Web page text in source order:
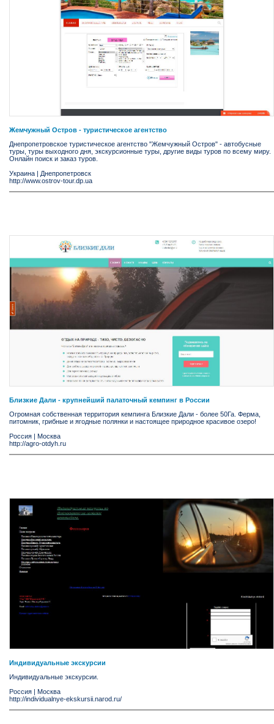
Жемчужный Остров - туристическое агентство
Днепропетровское туристическое агентство "Жемчужный Остров" - автобусные
туры, туры выходного дня, экскурсионные туры, другие виды туров по всему миру.
Онлайн поиск и заказ туров.
Украина
Днепропетровск
http://www.ostrov-tour.dp.ua
Близкие Дали - крупнейший палаточный кемпинг в России
Огромная собственная территория кемпинга Близкие Дали - более 50Га. Ферма,
питомник, грибные и ягодные полянки и настоящее природное красивое озеро!
Россия | Москва
http://agro-otdyh.ru
Индивидуальные экскурсии
Индивидуальные экскурсии.
Россия | Москва
http://individualnye-ekskursii.narod.ru/